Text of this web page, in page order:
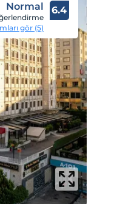
Normal
gör (5)
6.4